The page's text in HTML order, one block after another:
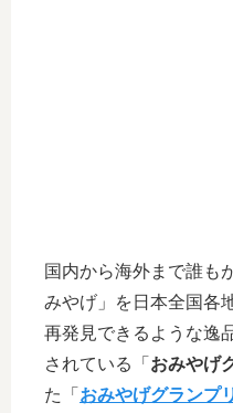
国内から海外まで誰も
みやげ」を日本全国各
再発見できるような逸
されている「 おみやげ
た「 おみやげグランプ